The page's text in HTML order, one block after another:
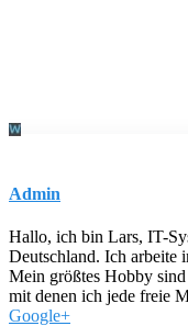
Admin
Hallo, ich bin Lars, IT-
Deutschland. Ich arbeite
Mein größtes Hobby
mit denen ich jede freie
Google+